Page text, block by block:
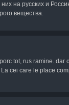
на русских и
вещества.
tot, rus ramine. dar
cei care le place